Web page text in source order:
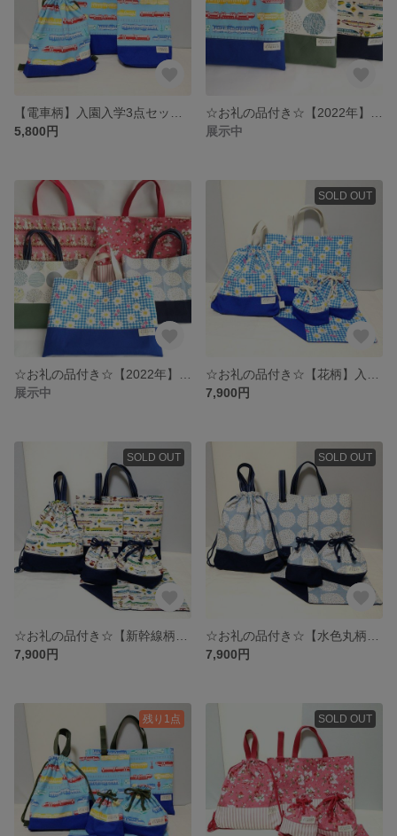
5,800円
展示中
展示中
SOLD OUT
7,900円
SOLD OUT
7,900円
SOLD OUT
7,900円
残り1点 SOLD OUT